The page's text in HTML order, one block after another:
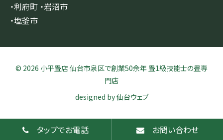
・利府町 ・岩沼市
・塩釜市
タップでお電話 お問い合わせ
© 2026 小平畳店 仙台市泉区で創業50余年 畳1級技能士の畳専
門店
designed by仙台ウェブ